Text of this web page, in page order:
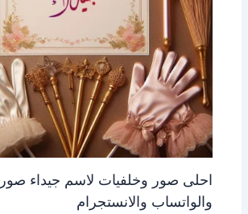
احلى صور وخلفيات لاسم جيداء
والواتساب والانستجرام